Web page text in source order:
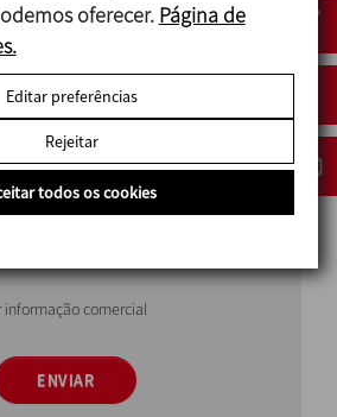
informação comercial
ENVIAR
oferecer. Página de
Editar preferências
Rejeitar
todos os cookies